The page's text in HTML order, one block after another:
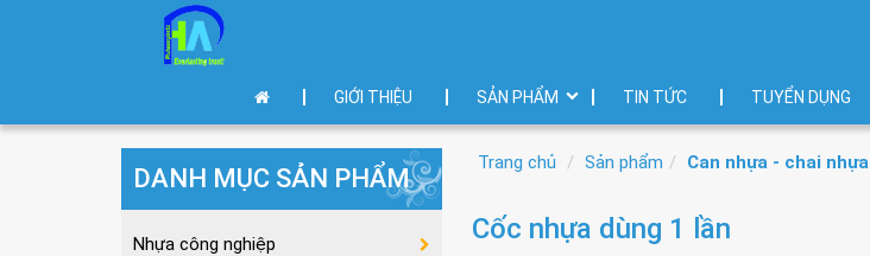
GIỚI THIỆU SẢN PHẨM TIN TỨC TUYỂN DỤNG
Trang chủ Sản phẩm Can nhựa - chai nhựa
Cốc nhựa dùng 1 lần
DANH MỤC SẢN PHẨM
Nhựa công nghiệp